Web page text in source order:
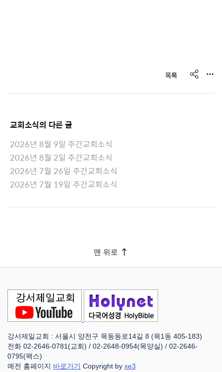
목록
s
a
교회소식의 다른 글
2026년 8월 9일 주간교회소식
2026년 8월 2일 주간교회소식
2026년 7월 26일 주간교회소식
2026년 7월 19일 주간교회소식
맨 위로
강서제일교회 : 서울시 양천구 목동동로14길 8 (목1동 405-183)
전화 02-2646-0781(교회) / 02-2648-0954(목양실) / 02-2646-
0795(팩스)
예전 홈페이지 바로가기 Copyright by xe3